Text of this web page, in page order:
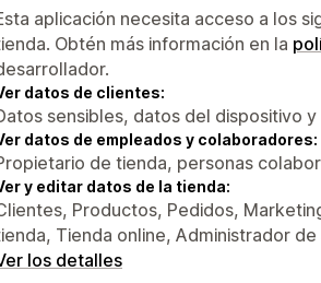
aplicación necesita acceso a los
Obtén más información en la
datos de clientes:
sensibles, datos del dispositivo
datos de empleados y colaboradores:
de tienda, personas
y editar datos de la tienda:
Productos, Pedidos,
Tienda online, Administrador
los detalles